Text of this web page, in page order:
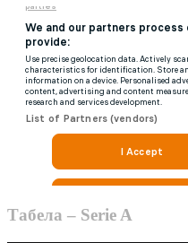
Табела – Serie A